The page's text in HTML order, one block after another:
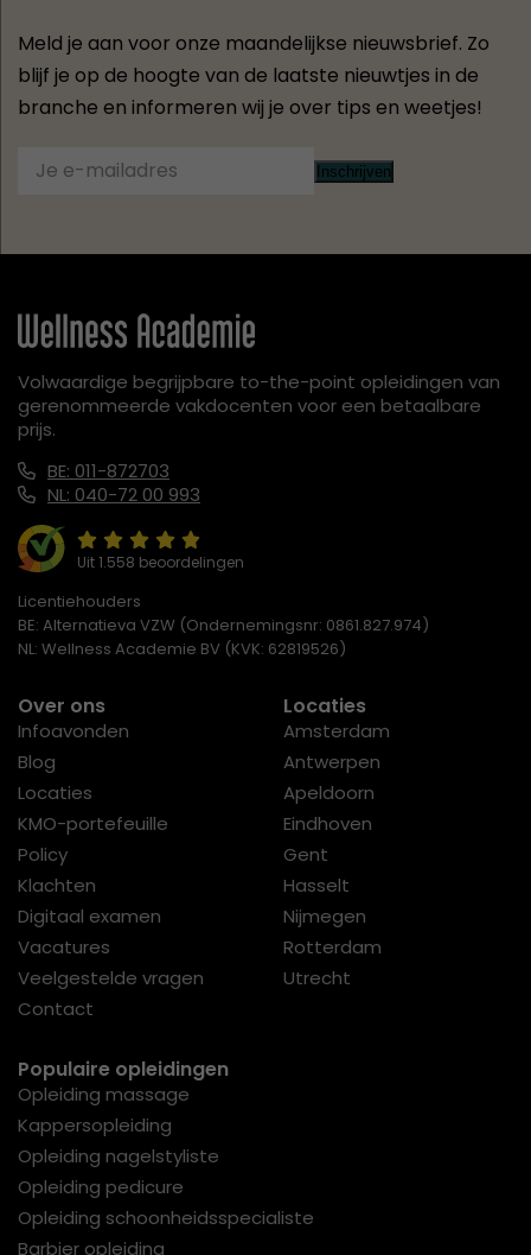
Meld je aan voor onze maandelijkse nieuwsbrief. Zo
blijf je op de hoogte van de laatste nieuwtjes in de
branche en informeren wij je over tips en weetjes!
Inschrijven
Volwaardige begrijpbare to-the-point opleidingen van
gerenommeerde vakdocenten voor een betaalbare
prijs.
BE: 011-872703
NL: 040-72 00 993
Uit 1.558 beoordelingen
Licentiehouders
BE: Alternatieva VZW (Ondernemingsnr: 0861.827.974)
NL: Wellness Academie BV (KVK: 62819526)
Over ons
Infoavonden
Blog
Locaties
KMO-portefeuille
Policy
Klachten
Digitaal examen
Vacatures
Veelgestelde vragen
Contact
Locaties
Amsterdam
Antwerpen
Apeldoorn
Eindhoven
Gent
Hasselt
Nijmegen
Rotterdam
Utrecht
Populaire opleidingen
Opleiding massage
Kappersopleiding
Opleiding nagelstyliste
Opleiding pedicure
Opleiding schoonheidsspecialiste
Barbier opleiding